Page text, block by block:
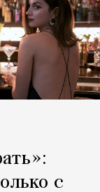
с